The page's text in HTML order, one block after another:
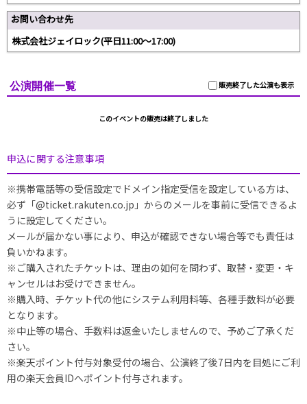
お問い合わせ先
株式会社ジェイロック(平日11:00～17:00)
販売終了した公演も表示
公演開催一覧
このイベントの販売は終了しました
申込に関する注意事項
※携帯電話等の受信設定でドメイン指定受信を設定している方は、
必ず「@ticket.rakuten.co.jp」からのメールを事前に受信できるよ
うに設定してください。
メールが届かない事により、申込が確認できない場合等でも責任は
負いかねます。
※ご購入されたチケットは、理由の如何を問わず、取替・変更・キ
ャンセルはお受けできません。
※購入時、チケット代の他にシステム利用料等、各種手数料が必要
となります。
※中止等の場合、手数料は返金いたしませんので、予めご了承くだ
さい。
※楽天ポイント付与対象受付の場合、公演終了後7日内を目処にご利
用の楽天会員IDへポイント付与されます。